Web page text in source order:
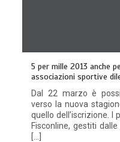
5 per mille 2013 anche
associazioni sportive
Dal 22 marzo è
verso la nuova
quello dell’iscrizione.
Fisconline, gestiti
[…]